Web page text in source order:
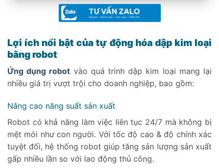
Lợi ích nổi bật của tự động hóa dập kim loại
bằng robot
Ứng dụng robot vào quá trình dập kim loại mang lại
nhiều giá trị vượt trội cho doanh nghiệp, bao gồm:
Nâng cao năng suất sản xuất
Robot có khả năng làm việc liên tục 24/7 mà không bị
mệt mỏi như con người. Với tốc độ cao & độ chính xác
tuyệt đối, hệ thống robot giúp tăng sản lượng sản xuất
gấp nhiều lần so với lao động thủ công.